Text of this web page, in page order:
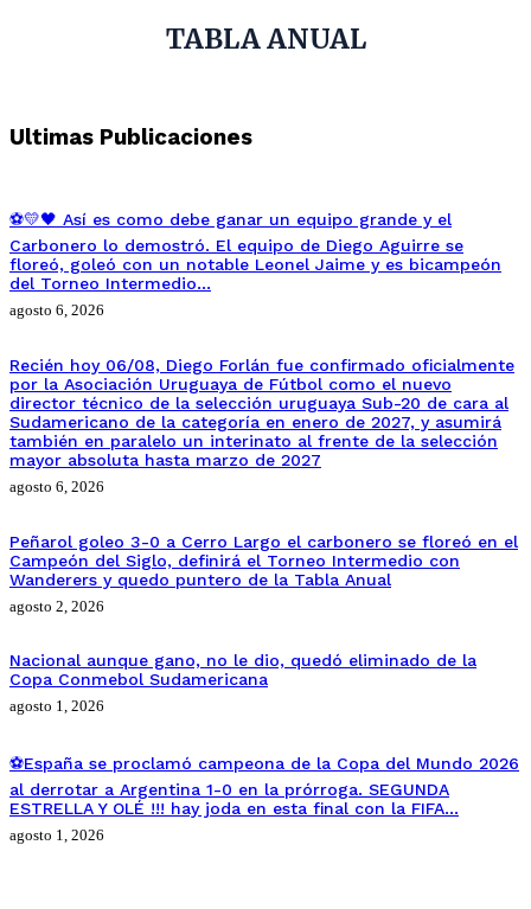
TABLA ANUAL
Ultimas Publicaciones
⚽💛🖤 Así es como debe ganar un equipo grande y el
Carbonero lo demostró. El equipo de Diego Aguirre se
floreó, goleó con un notable Leonel Jaime y es bicampeón
del Torneo Intermedio…
agosto 6, 2026
Recién hoy 06/08, Diego Forlán fue confirmado oficialmente
por la Asociación Uruguaya de Fútbol como el nuevo
director técnico de la selección uruguaya Sub-20 de cara al
Sudamericano de la categoría en enero de 2027, y asumirá
también en paralelo un interinato al frente de la selección
mayor absoluta hasta marzo de 2027
agosto 6, 2026
Peñarol goleo 3-0 a Cerro Largo el carbonero se floreó en el
Campeón del Siglo, definirá el Torneo Intermedio con
Wanderers y quedo puntero de la Tabla Anual
agosto 2, 2026
Nacional aunque gano, no le dio, quedó eliminado de la
Copa Conmebol Sudamericana
agosto 1, 2026
⚽España se proclamó campeona de la Copa del Mundo 2026
al derrotar a Argentina 1-0 en la prórroga. SEGUNDA
ESTRELLA Y OLÉ !!! hay joda en esta final con la FIFA…
agosto 1, 2026